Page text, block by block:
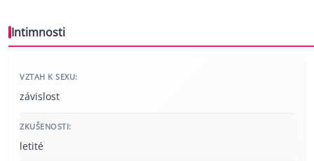
Intimnosti
VZTAH K SEXU:
závislost
ZKUŠENOSTI:
letité